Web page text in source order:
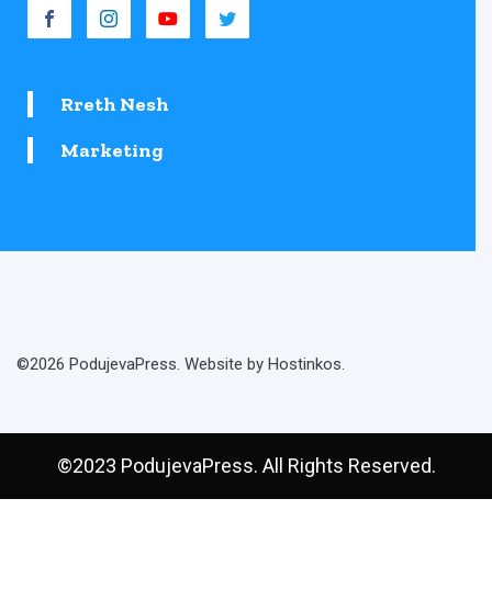
Rreth Nesh
Marketing
©2026 PodujevaPress. Website by Hostinkos.
©2023 PodujevaPress. All Rights Reserved.